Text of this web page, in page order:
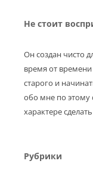
Не стоит
Он создан чисто
время от
старого и
обо мне по этому
характере
Рубрики